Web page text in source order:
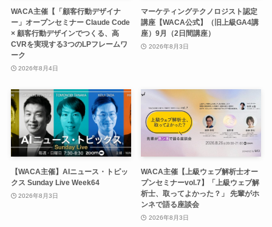
WACA主催【「顧客行動デザイナ
ー」オープンセミナー Claude Code
× 顧客行動デザインでつくる、高
CVRを実現する3つのLPフレームワ
ーク
2026年8月4日
マーケティングテクノロジスト認定
講座【WACA公式】（旧上級GA4講
座）9月（2日間講座）
2026年8月3日
【WACA主催】AIニュース・トピッ
クス Sunday Live Week64
2026年8月3日
WACA主催【上級ウェブ解析士オー
プンセミナーvol.7】「上級ウェブ解
析士、取ってよかった？」 先輩がホ
ンネで語る座談会
2026年8月3日